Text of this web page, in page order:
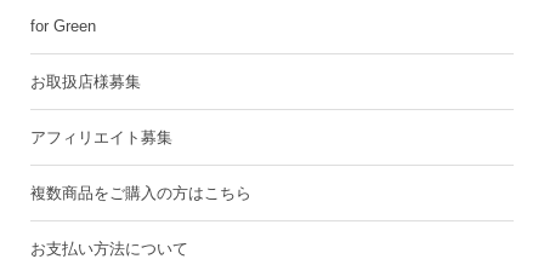
for Green
お取扱店様募集
アフィリエイト募集
複数商品をご購入の方はこちら
お支払い方法について